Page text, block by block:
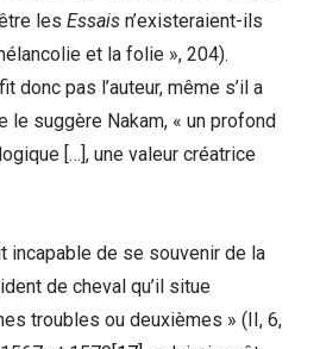
les Essais n’existeraient-ils
et la folie », 204).
donc pas l’auteur, même s’il a
le suggère Nakam, « un profond
[…], une valeur créatrice
incapable de se souvenir de la
de cheval qu’il situe
troubles ou deuxièmes » (II, 6,